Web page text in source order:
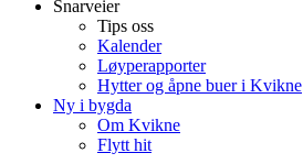
Snarveier
Tips oss
Kalender
Løyperapporter
Hytter og åpne buer i Kvikne
Ny i bygda
Om Kvikne
Flytt hit